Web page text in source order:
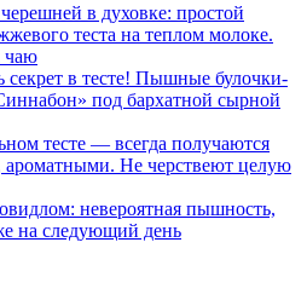
в духовке: простой
теста на теплом молоке.
чаю
секрет в тесте! Пышные булочки-
под бархатной сырной
тесте — всегда получаются
Не черствеют целую
невероятная пышность,
на следующий день